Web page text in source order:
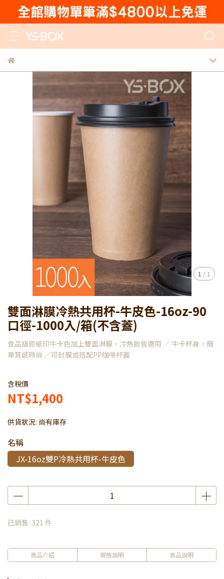
1 / 1
雙面淋膜冷熱共用杯-牛皮色-16oz-90
口徑-1000入/箱(不含蓋)
食品級原紙印牛卡色加上雙面淋膜，冷熱飲皆適用 ／ 牛卡杯身，簡
單質感時尚 ／可封膜或搭配PP咖啡杯蓋
含稅價
NT$1,400
供貨狀況: 尚有庫存
名稱
JX-16oz雙P冷熱共用杯-牛皮色
已銷售: 321 件
商品介紹 規格說明 商品說明